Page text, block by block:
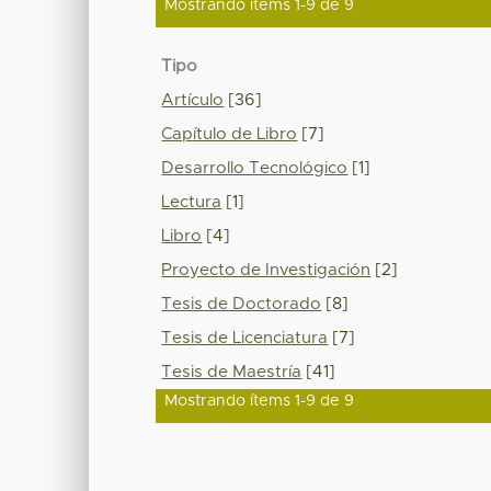
Mostrando ítems 1-9 de 9
Tipo
Artículo [36]
Capítulo de Libro [7]
Desarrollo Tecnológico [1]
Lectura [1]
Libro [4]
Proyecto de Investigación [2]
Tesis de Doctorado [8]
Tesis de Licenciatura [7]
Tesis de Maestría [41]
Mostrando ítems 1-9 de 9